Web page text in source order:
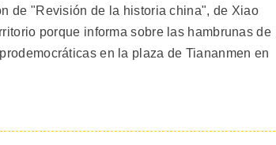
de "Revisión de la historia china", de Xiao
porque informa sobre las hambrunas de
en la plaza de Tiananmen en